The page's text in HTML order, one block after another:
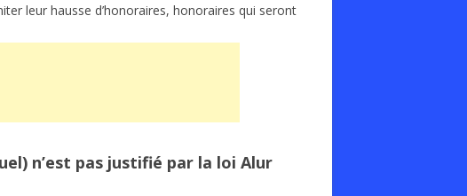
leur hausse d’honoraires, honoraires qui seront
n’est pas justifié par la loi Alur